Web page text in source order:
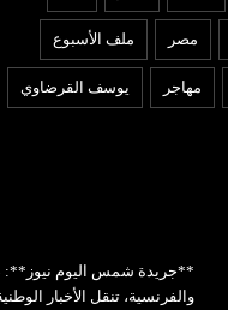
مصر ملف الأسبوع
مهاجر يوسف القرضاوي
شمس اليوم نيوز 24
09
إجراءات استثنائية جديدة لفائدة
المستوردين في الجزائر
**جريدة شمس اليوم نيوز**:
والفرنسية، تنقل الأخبار